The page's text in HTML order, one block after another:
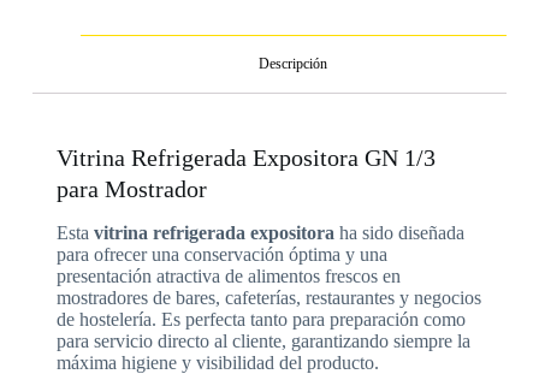
Descripción
Vitrina Refrigerada Expositora GN 1/3
para Mostrador
Esta vitrina refrigerada expositora ha sido diseñada
para ofrecer una conservación óptima y una
presentación atractiva de alimentos frescos en
mostradores de bares, cafeterías, restaurantes y negocios
de hostelería. Es perfecta tanto para preparación como
para servicio directo al cliente, garantizando siempre la
máxima higiene y visibilidad del producto.